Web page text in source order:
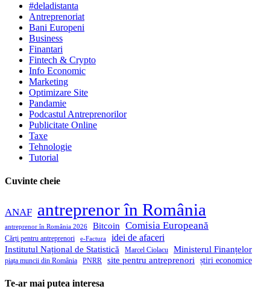
#deladistanta
Antreprenoriat
Bani Europeni
Business
Finantari
Fintech & Crypto
Info Economic
Marketing
Optimizare Site
Pandamie
Podcastul Antreprenorilor
Publicitate Online
Taxe
Tehnologie
Tutorial
Cuvinte cheie
ANAF antreprenor în România
antreprenor în România 2026 Bitcoin Comisia Europeană
Cărți pentru antreprenori e-Factura idei de afaceri
Institutul Național de Statistică Marcel Ciolacu Ministerul Finanțelor
piața muncii din România PNRR site pentru antreprenori știri economice
Te-ar mai putea interesa